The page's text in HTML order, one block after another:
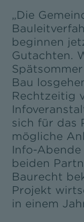
„Die
beginnen
Gutachten.
Bau
Rechtzeitig
sich für das
mögliche
Info-
beiden
Baurecht
Projekt
in einem